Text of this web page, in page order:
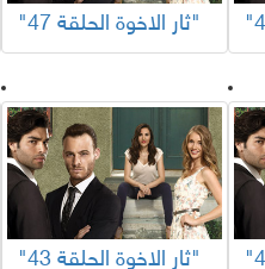
"ثار الاخوة الحلقة 47"
"ثار الاخوة الحلقة 43"